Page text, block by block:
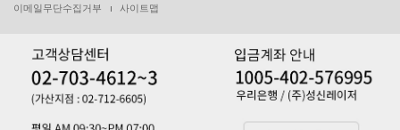
이메일무단수집거부 사이트맵